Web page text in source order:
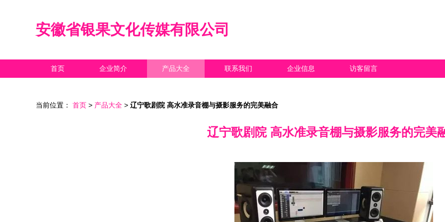
安徽省银果文化传媒有限公司
首页 企业简介 产品大全 联系我们 企业信息 访客留言
当前位置： 首页 > 产品大全 > 辽宁歌剧院 高水准录音棚与摄影服务的完美融合
辽宁歌剧院 高水准录音棚与摄影服务的完美